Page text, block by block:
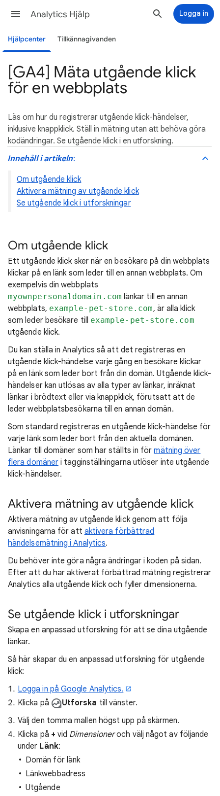
Analytics Hjälp Logga in
Hjälpcenter Tillkännagivanden
[GA4] Mäta utgående klick
för en webbplats
Läs om hur du registrerar utgående klick-händelser,
inklusive knappklick. Ställ in mätning utan att behöva göra
kodändringar. Se utgående klick i en utforskning.
Innehåll i artikeln:
Om utgående klick
Aktivera mätning av utgående klick
Se utgående klick i utforskningar
Om utgående klick
Ett utgående klick sker när en besökare på din webbplats
klickar på en länk som leder till en annan webbplats. Om
exempelvis din webbplats
myownpersonaldomain.com länkar till en annan
webbplats, example-pet-store.com, är alla klick
som leder besökare till example-pet-store.com
utgående klick.
Du kan ställa in Analytics så att det registreras en
utgående klick-händelse varje gång en besökare klickar
på en länk som leder bort från din domän. Utgående klick-
händelser kan utlösas av alla typer av länkar, inräknat
länkar i brödtext eller via knappklick, förutsatt att de
leder webbplatsbesökarna till en annan domän.
Som standard registreras en utgående klick-händelse för
varje länk som leder bort från den aktuella domänen.
Länkar till domäner som har ställts in förmätning över
flera domäner i tagginställningarna utlöser inte utgående
klick-händelser.
Aktivera mätning av utgående klick
Aktivera mätning av utgående klick genom att följa
anvisningarna för att aktivera förbättrad
händelsemätning i Analytics.
Du behöver inte göra några ändringar i koden på sidan.
Efter att du har aktiverat förbättrad mätning registrerar
Analytics alla utgående klick och fyller dimensionerna.
Se utgående klick i utforskningar
Skapa en anpassad utforskning för att se dina utgående
länkar.
Så här skapar du en anpassad utforskning för utgående
klick:
Logga in på Google Analytics.
Klicka på
Utforska till vänster.
Välj den tomma mallen högst upp på skärmen.
Klicka på + vid Dimensioneroch välj något av följande
under Länk:
Domän för länk
Länkwebbadress
Utgående